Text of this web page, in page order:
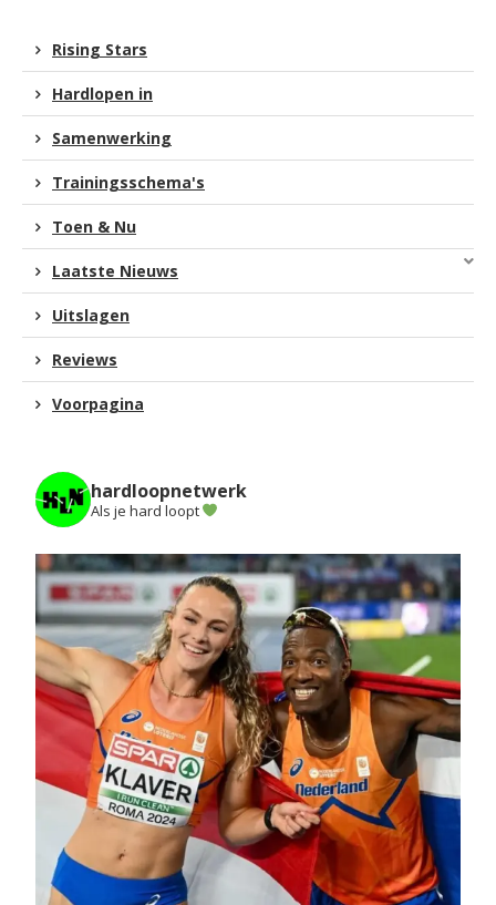
Rising Stars
Hardlopen in
Samenwerking
Trainingsschema's
Toen & Nu
Laatste Nieuws
Uitslagen
Reviews
Voorpagina
hardloopnetwerk
Als je hard loopt